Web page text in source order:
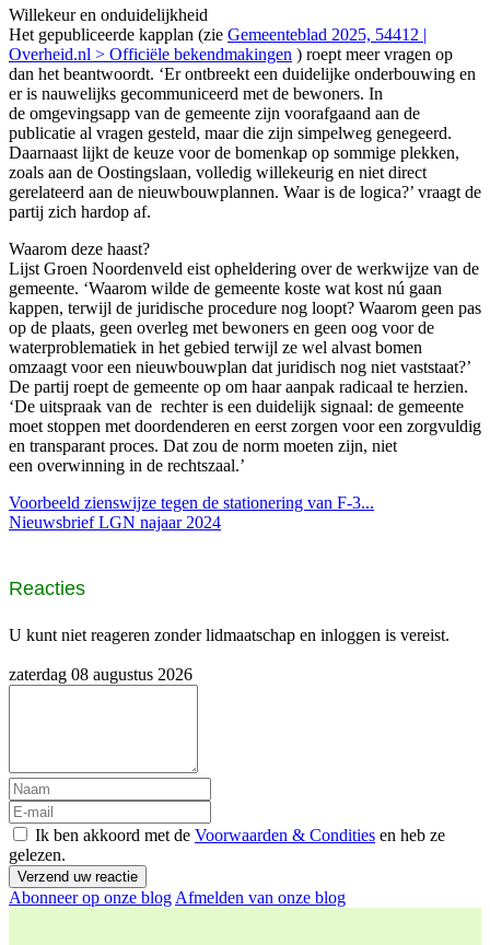
Willekeur en onduidelijkheid
Het gepubliceerde kapplan (zie Gemeenteblad 2025, 54412 |
Overheid.nl > Officiële bekendmakingen ) roept meer vragen op
dan het beantwoordt. ‘Er ontbreekt een duidelijke onderbouwing en
er is nauwelijks gecommuniceerd met de bewoners. In
de omgevingsapp van de gemeente zijn voorafgaand aan de
publicatie al vragen gesteld, maar die zijn simpelweg genegeerd.
Daarnaast lijkt de keuze voor de bomenkap op sommige plekken,
zoals aan de Oostingslaan, volledig willekeurig en niet direct
gerelateerd aan de nieuwbouwplannen. Waar is de logica?’ vraagt de
partij zich hardop af.
Waarom deze haast?
Lijst Groen Noordenveld eist opheldering over de werkwijze van de
gemeente. ‘Waarom wilde de gemeente koste wat kost nú gaan
kappen, terwijl de juridische procedure nog loopt? Waarom geen pas
op de plaats, geen overleg met bewoners en geen oog voor de
waterproblematiek in het gebied terwijl ze wel alvast bomen
omzaagt voor een nieuwbouwplan dat juridisch nog niet vaststaat?’
De partij roept de gemeente op om haar aanpak radicaal te herzien.
‘De uitspraak van de rechter is een duidelijk signaal: de gemeente
moet stoppen met doordenderen en eerst zorgen voor een zorgvuldig
en transparant proces. Dat zou de norm moeten zijn, niet
een overwinning in de rechtszaal.’
Voorbeeld zienswijze tegen de stationering van F-3...
Nieuwsbrief LGN najaar 2024
Reacties
U kunt niet reageren zonder lidmaatschap en inloggen is vereist.
zaterdag 08 augustus 2026
Ik ben akkoord met de Voorwaarden & Condities en heb ze
gelezen.
Verzend uw reactie
Abonneer op onze blog Afmelden van onze blog